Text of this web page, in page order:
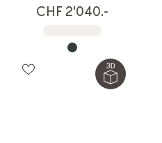
CHF 2'040.-